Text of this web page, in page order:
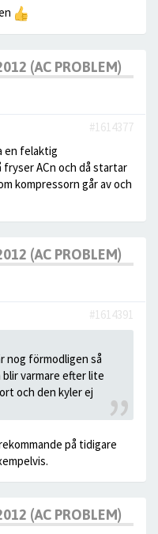
(AC PROBLEM)
#1614377
en felaktig
ACn och då startar
kompressorn går av och
(AC PROBLEM)
#1614391
nog förmodligen så
blir varmare efter lite
och den kyler ej
på tidigare
(AC PROBLEM)